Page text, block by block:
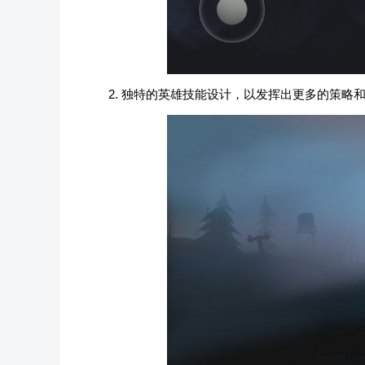
2. 独特的英雄技能设计，以发挥出更多的策略